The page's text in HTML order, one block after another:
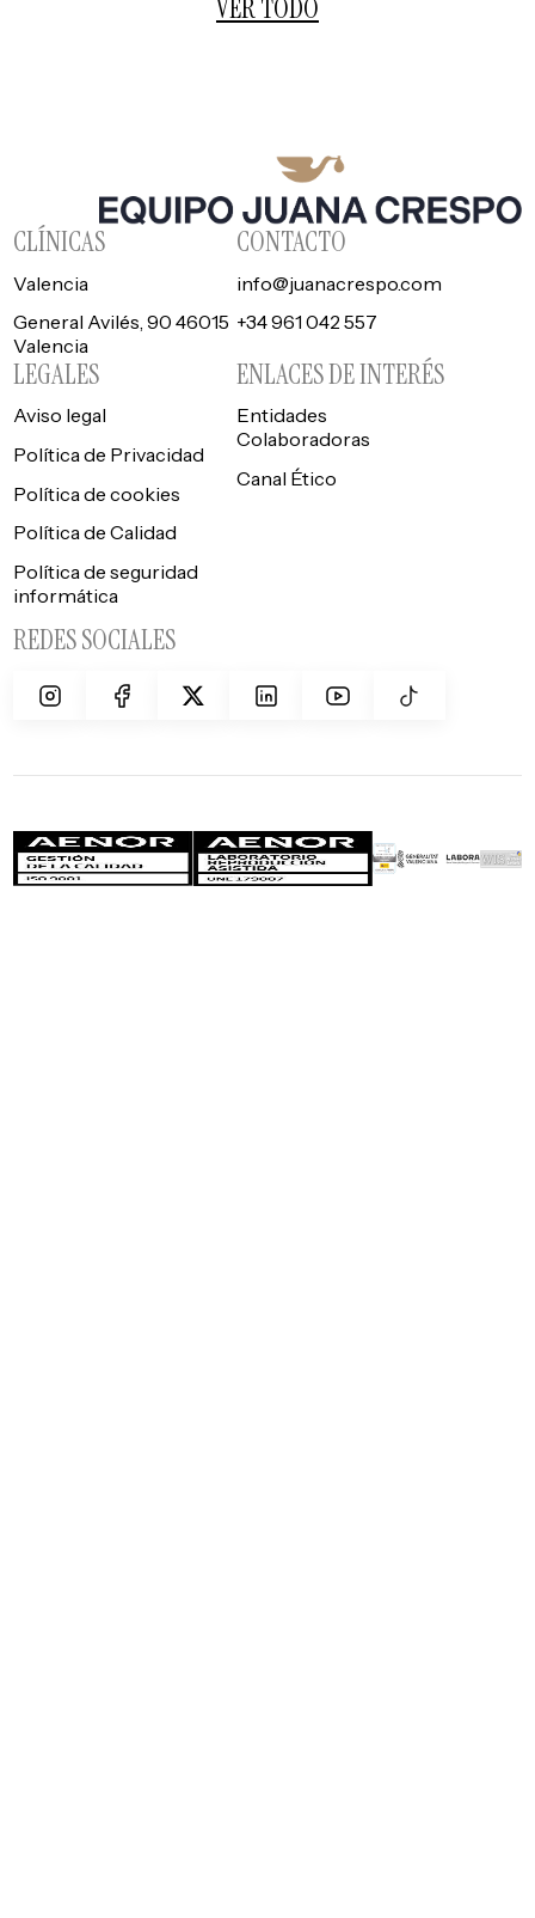
VER TODO
CLÍNICAS
Valencia
General Avilés, 90 46015
Valencia
CONTACTO
info@juanacrespo.com
+34 961 042 557
LEGALES
Aviso legal
Política de Privacidad
Política de cookies
Política de Calidad
Política de seguridad
informática
ENLACES DE INTERÉS
Entidades
Colaboradoras
Canal Ético
REDES SOCIALES